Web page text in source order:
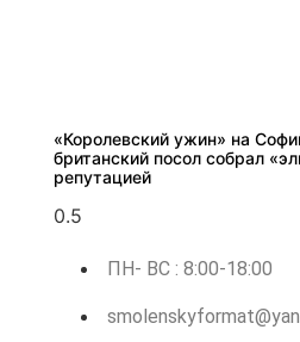
«Королевский ужин» на
британский посол собрал
репутацией
ПН- ВС : 8:00-18:00